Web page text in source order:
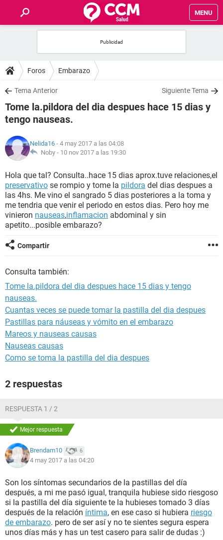
MENU
FOROS
SALUD
FAMILIA
NUTRICIÓN
SEXUALIDAD
GLOSARIO
Foros Embarazo
Tema Anterior Siguiente Tema
Tome la.pildora del dia despues hace 15 dias y
tengo nauseas.
Nelida16 - 4 may 2017 a las 04:08
Noby - 10 nov 2017 a las 19:30
Hola que tal? Consulta..hace 15 dias aprox.tuve relaciones,el
preservativo se rompio y tome la pildora del dias despues a
las 4hs. Me vino el sangrado 5 dias posteriores a la toma y
me tendria que venir el periodo en estos dias. Pero hoy me
vinieron nauseas,inflamacion abdominal y sin
apetito...posible embarazo?
Compartir
Consulta también:
Tome la.pildora del dia despues hace 15 dias y tengo
nauseas.
Cuantas veces se puede tomar la pastilla del dia despues
Pastillas para náuseas y vómito en el embarazo
Mareos y nauseas causas
Nauseas causas
Como se toma la pastilla del dia despues
2 respuestas
RESPUESTA 1 / 2
Mejor respuesta
Brendam10 6
4 may 2017 a las 04:20
Son los síntomas secundarios de la pastillas del día
después, a mi me pasó igual, tranquila hubiese sido riesgoso
si la pastilla del día siguiente te la hubieses tomado 3 días
después de la relación íntima, en ese caso si hubiera riesgo
de embarazo. pero de ser así y no te sientes segura espera
unos días más y has un test casero para salir de dudas :)